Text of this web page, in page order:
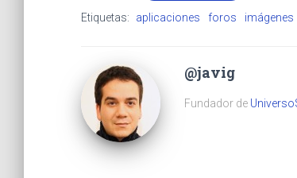
Etiquetas: aplicaciones foros imágenes
@javig
Fundador de